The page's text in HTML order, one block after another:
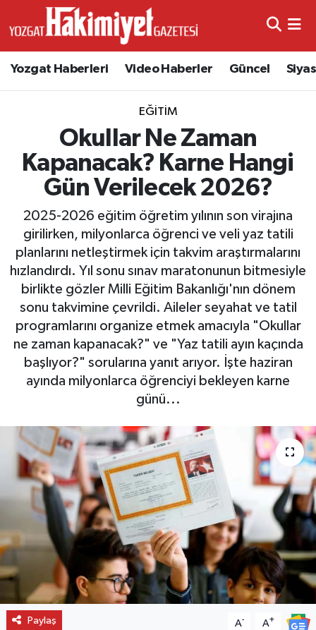
Yozgat Haberleri Video Haberler Güncel
EĞITIM
Okullar Ne Zaman
Kapanacak? Karne Hangi
Gün Verilecek 2026?
2025-2026 eğitim öğretim yılının son virajına
girilirken, milyonlarca öğrenci ve veli yaz tatili
planlarını netleştirmek için takvim araştırmalarını
hızlandırdı. Yıl sonu sınav maratonunun bitmesiyle
birlikte gözler Milli Eğitim Bakanlığı'nın dönem
sonu takvimine çevrildi. Aileler seyahat ve tatil
programlarını organize etmek amacıyla "Okullar
ne zaman kapanacak?" ve "Yaz tatili ayın kaçında
başlıyor?" sorularına yanıt arıyor. İşte haziran
ayında milyonlarca öğrenciyi bekleyen karne
günü...
Paylaş A- A+